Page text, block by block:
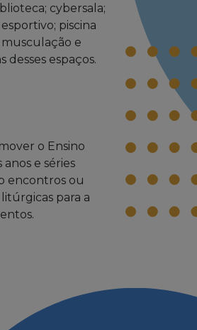
cybersala;
piscina
e
desses espaços.
o Ensino
e séries
encontros ou
para a